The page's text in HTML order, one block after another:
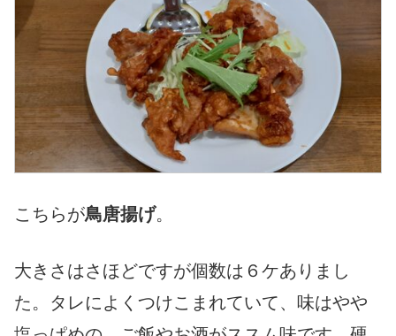
こちらが鳥唐揚げ。
大きさはさほどですが個数は６ケありまし
た。タレによくつけこまれていて、味はやや